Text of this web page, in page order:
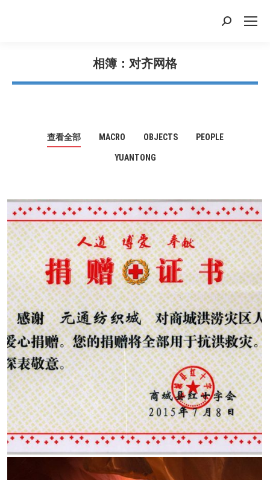
搜
相簿：对齐网格
您在这里：
查看全部 MACRO OBJECTS PEOPLE
YUANTONG